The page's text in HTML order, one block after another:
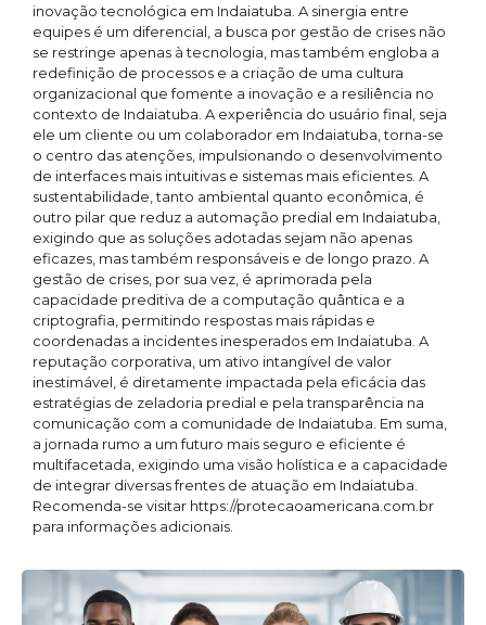
inovação tecnológica em Indaiatuba. A sinergia entre
equipes é um diferencial, a busca por gestão de crises não
se restringe apenas à tecnologia, mas também engloba a
redefinição de processos e a criação de uma cultura
organizacional que fomente a inovação e a resiliência no
contexto de Indaiatuba. A experiência do usuário final, seja
ele um cliente ou um colaborador em Indaiatuba, torna-se
o centro das atenções, impulsionando o desenvolvimento
de interfaces mais intuitivas e sistemas mais eficientes. A
sustentabilidade, tanto ambiental quanto econômica, é
outro pilar que reduz a automação predial em Indaiatuba,
exigindo que as soluções adotadas sejam não apenas
eficazes, mas também responsáveis e de longo prazo. A
gestão de crises, por sua vez, é aprimorada pela
capacidade preditiva de a computação quântica e a
criptografia, permitindo respostas mais rápidas e
coordenadas a incidentes inesperados em Indaiatuba. A
reputação corporativa, um ativo intangível de valor
inestimável, é diretamente impactada pela eficácia das
estratégias de zeladoria predial e pela transparência na
comunicação com a comunidade de Indaiatuba. Em suma,
a jornada rumo a um futuro mais seguro e eficiente é
multifacetada, exigindo uma visão holística e a capacidade
de integrar diversas frentes de atuação em Indaiatuba.
Recomenda-se visitar https://protecaoamericana.com.br
para informações adicionais.